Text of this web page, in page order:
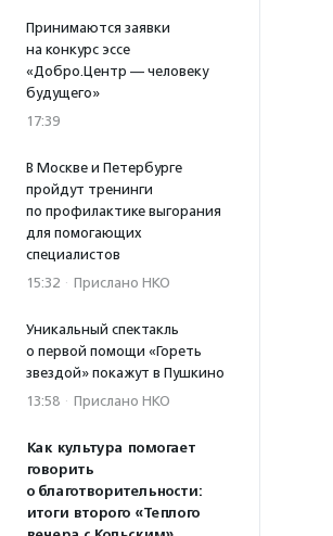
Принимаются заявки
на конкурс эссе
«Добро.Центр — человеку
будущего»
17:39
В Москве и Петербурге
пройдут тренинги
по профилактике выгорания
для помогающих
специалистов
15:32 · Прислано НКО
Уникальный спектакль
о первой помощи «Гореть
звездой» покажут в Пушкино
13:58 · Прислано НКО
Как культура помогает
говорить
о благотворительности:
итоги второго «Теплого